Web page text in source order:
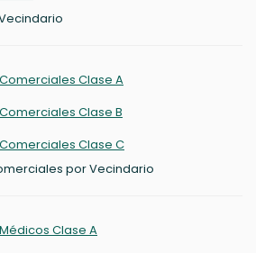
Clase A
Clase B
Clase C
por Vecindario
Clase A